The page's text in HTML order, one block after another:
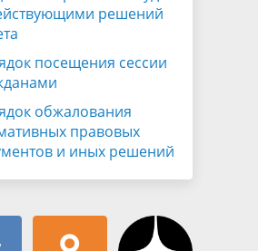
решений
посещения сессии
обжалования
правовых
и иных решений